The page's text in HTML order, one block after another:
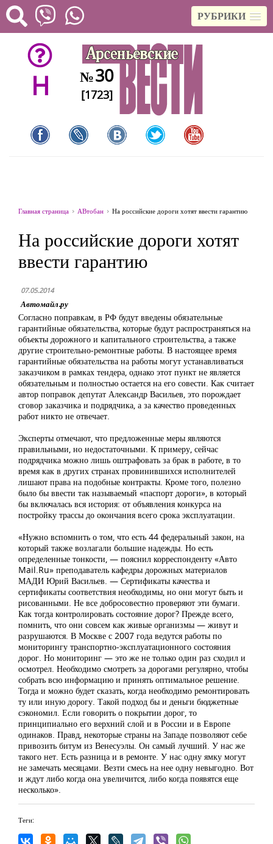
РУБРИКИ
H №30
[1723]
Главная страница АВтобан На российские дороги хотят ввести гарантию
На российские дороги хотят
ввести гарантию
07.05.2014
Автомайл.ру
Согласно поправкам, в РФ будут введены обязательные
гарантийные обязательства, которые будут распространяться на
объекты дорожного и капитального строительства, а также
другие строительно-ремонтные работы. В настоящее время
гарантийные обязательства на работы могут устанавливаться
заказчиком в рамках тендера, однако этот пункт не является
обязательным и полностью остается на его совести. Как считает
автор поправок депутат Александр Васильев, это порождает
сговор заказчика и подрядчика, а за качество проведенных
работ никто не отвечает.
Эксперты отмечают, что предложенные меры являются
правильными, но недостаточными. К примеру, сейчас
подрядчика можно лишь оштрафовать за брак в работе, в то
время как в других странах провинившихся исполнителей
лишают права на подобные контракты. Кроме того, полезно
было бы ввести так называемый «паспорт дороги», в который
бы включалась вся история: от объявления конкурса на
постройку трассы до окончания всего срока эксплуатации.
«Нужно вспомнить о том, что есть 44 федеральный закон, на
который также возлагали большие надежды. Но есть
определенные тонкости, — пояснил корреспонденту «Авто
Mail.Ru» преподаватель кафедры дорожных материалов
МАДИ Юрий Васильев. — Сертификаты качества и
сертификаты соответствия необходимы, но они могут быть и
рисованными. Не все добросовестно проверяют эти бумаги.
Как тогда контролировать состояние дорог? Прежде всего,
помнить, что они совсем как живые организмы — живут и
разрушаются. В Москве с 2007 года ведутся работы по
мониторингу транспортно-эксплуатационного состояния
дорог. Но мониторинг — это же не только один раз сходил и
осмотрел. Необходимо смотреть за дорогами регулярно, чтобы
собрать всю информацию и принять оптимальное решение.
Тогда и можно будет сказать, когда необходимо ремонтировать
ту или иную дорогу. Такой подход бы и деньги бюджетные
сэкономил. Если говорить о покрытии дорог, то
принципиально его верхний слой и в России и в Европе
одинаков. Правд, некоторые страны на Западе позволяют себе
привозить битум из Венесуэлы. Он самый лучший. У нас же
такого нет. Есть разница и в ремонте. У нас одну ямку могут
не замечать месяцами. Везти смесь на нее одну невыгодно. Вот
и ждут либо когда она увеличится, либо когда появятся еще
несколько».
Теги: